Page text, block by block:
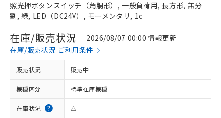
照光押ボタンスイッチ（角胴形）, 一般負荷用, 長方形, 無分
割, 緑, LED（DC24V）, モーメンタリ, 1c
在庫/販売状況
2026/08/07 00:00 情報更新
在庫/販売状況 ご利用条件
販売状況 販売中
機種区分 標準在庫機種
在庫状況 △